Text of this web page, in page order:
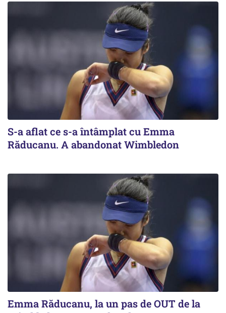
S-a aflat ce s-a întâmplat cu Emma
Răducanu. A abandonat Wimbledon
Emma Răducanu, la un pas de OUT de la